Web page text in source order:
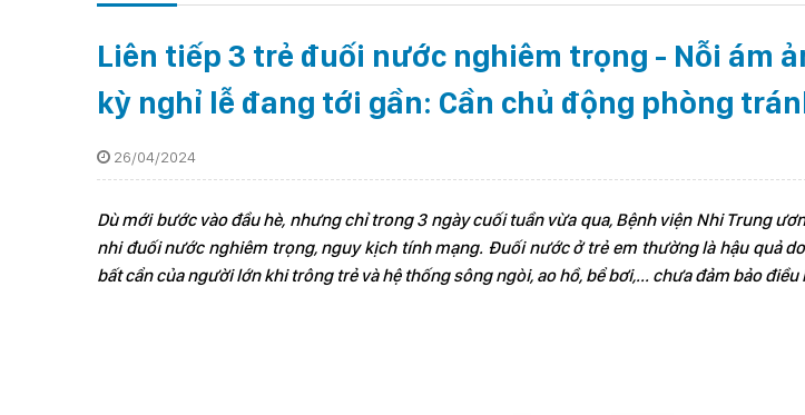
Liên tiếp 3 trẻ đuối nước nghiêm trọng - Nỗi ám
kỳ nghỉ lễ đang tới gần: Cần chủ động phòng
26/04/2024
Dù mới bước vào đầu hè, nhưng chỉ trong 3 ngày cuối tuần vừa qua, Bệnh viện Nhi Trung
nhi đuối nước nghiêm trọng, nguy kịch tính mạng. Đuối nước ở trẻ em thường là hậu quả
bất cẩn của người lớn khi trông trẻ và hệ thống sông ngòi, ao hồ, bể bơi,... chưa đảm bảo điều